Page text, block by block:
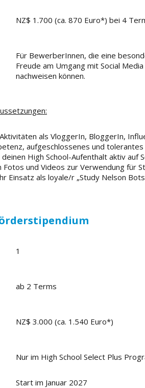
NZ$ 1.700 (ca. 870 Euro*) bei 4
Für BewerberInnen, die eine
Freude am Umgang mit Social
nachweisen können.
als VloggerIn, BloggerIn,
aufgeschlossenes und
High School-Aufenthalt aktiv auf
und Videos zur Verwendung für
Einsatz als loyale/r „Study Nelson
1
ab 2 Terms
NZ$ 3.000 (ca. 1.540 Euro*)
Nur im High School Select Plus
Start im Januar 2027